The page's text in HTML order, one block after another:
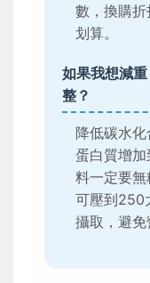
數，換購
划算。
如果我想減
整？
降低碳水化
蛋白質增
料一定要
可壓到250
攝取，避免